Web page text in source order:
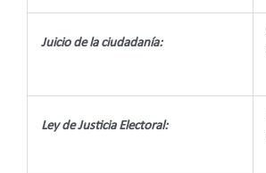
Juicio de la ciudadanía:
Ley de Justicia Electoral: